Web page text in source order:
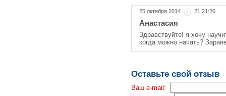
25 октября 2014 21:21:26
Анастасия
Здравствуйте! я хочу
когда можно начать?
Оставьте свой отзыв
Ваш e-mail: